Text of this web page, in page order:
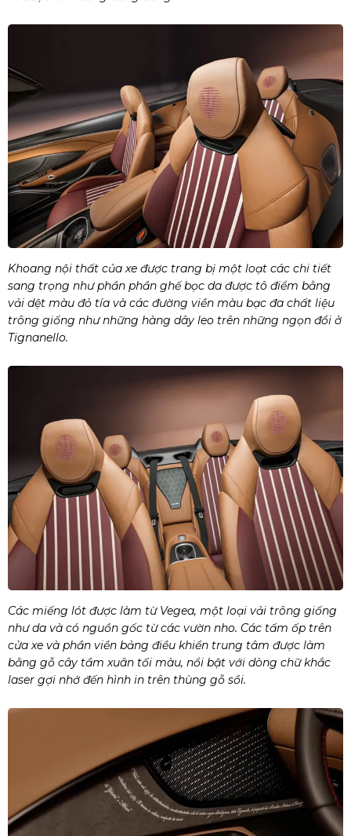
Khoang nội thất của xe được trang bị một loạt các chi tiết
sang trọng như phần phần ghế bọc da được tô điểm bằng
vải dệt màu đỏ tía và các đường viền màu bạc đa chất liệu
trông giống như những hàng dây leo trên những ngọn đồi ở
Tignanello.
Các miếng lót được làm từ Vegea, một loại vải trông giống
như da và có nguồn gốc từ các vườn nho. Các tấm ốp trên
cửa xe và phần viền bảng điều khiển trung tâm được làm
bằng gỗ cây tầm xuân tối màu, nổi bật với dòng chữ khắc
laser gợi nhớ đến hình in trên thùng gỗ sồi.